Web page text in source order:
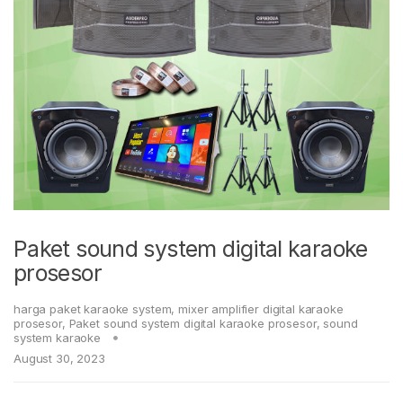
Paket sound system digital karaoke
prosesor
harga paket karaoke system, mixer amplifier digital karaoke
prosesor, Paket sound system digital karaoke prosesor, sound
system karaoke
August 30, 2023